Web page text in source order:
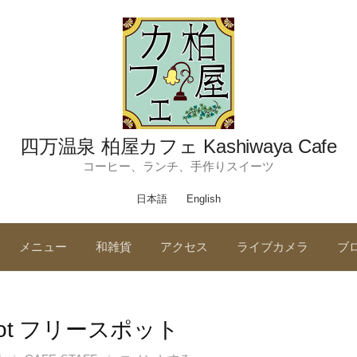
四万温泉 柏屋カフェ Kashiwaya Cafe
コーヒー、ランチ、手作りスイーツ
日本語 English
メニュー 和雑貨 アクセス ライブカメラ ブ
フリースポット